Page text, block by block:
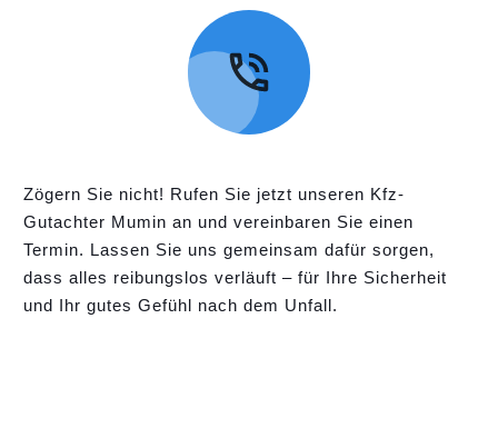
Zögern Sie nicht! Rufen Sie jetzt unseren Kfz-
Gutachter Mumin an und vereinbaren Sie einen
Termin. Lassen Sie uns gemeinsam dafür sorgen,
dass alles reibungslos verläuft – für Ihre Sicherheit
und Ihr gutes Gefühl nach dem Unfall.